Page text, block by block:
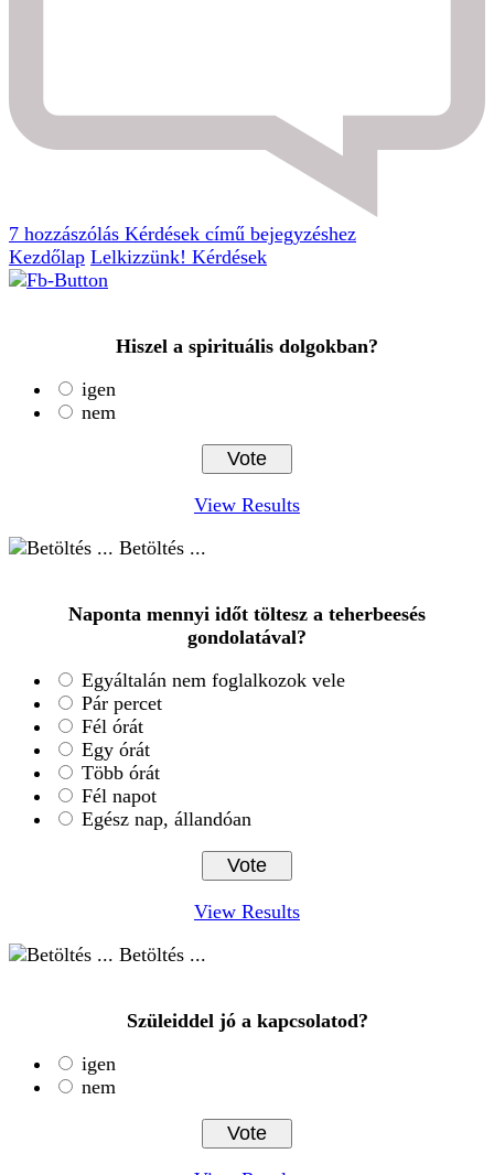
7 hozzászólás Kérdések című bejegyzéshez
Kezdőlap Lelkizzünk! Kérdések
Hiszel a spirituális dolgokban?
igen
nem
View Results
Betöltés ...
Naponta mennyi időt töltesz a teherbeesés
gondolatával?
Egyáltalán nem foglalkozok vele
Pár percet
Fél órát
Egy órát
Több órát
Fél napot
Egész nap, állandóan
View Results
Betöltés ...
Szüleiddel jó a kapcsolatod?
igen
nem